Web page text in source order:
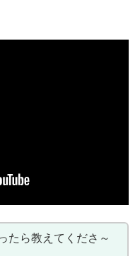
たら教えてくださ～